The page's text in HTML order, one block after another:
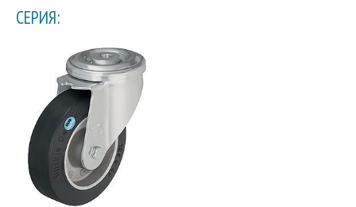
СЕРИЯ: